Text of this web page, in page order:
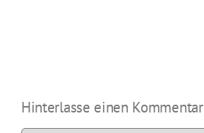
Hinterlasse einen Kommentar